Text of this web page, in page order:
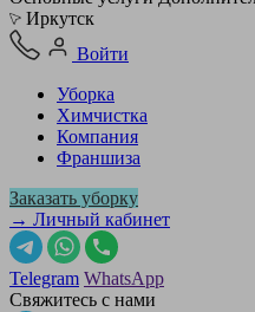
Иркутск
Войти
Уборка
Химчистка
Компания
Франшиза
Заказать уборку
→ Личный кабинет
Telegram WhatsApp
Свяжитесь с нами